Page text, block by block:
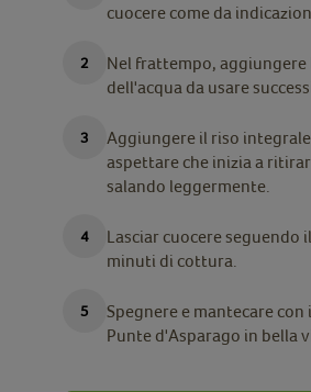
cuocere come da
Nel frattempo,
dell'acqua da usare
Aggiungere il riso
aspettare che inizia a
salando leggermente.
Lasciar cuocere
minuti di cottura.
Spegnere e mantecare
Punte d'Asparago in bella